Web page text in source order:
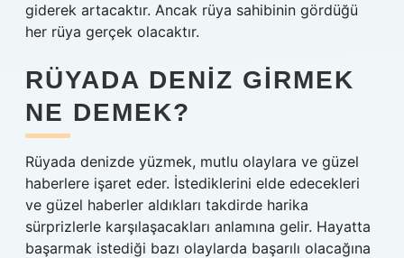
giderek artacaktır. Ancak rüya sahibinin gördüğü
her rüya gerçek olacaktır.
RÜYADA DENIZ GIRMEK
NE DEMEK?
Rüyada denizde yüzmek, mutlu olaylara ve güzel
haberlere işaret eder. İstediklerini elde edecekleri
ve güzel haberler aldıkları takdirde harika
sürprizlerle karşılaşacakları anlamına gelir. Hayatta
başarmak istediği bazı olaylarda başarılı olacağına